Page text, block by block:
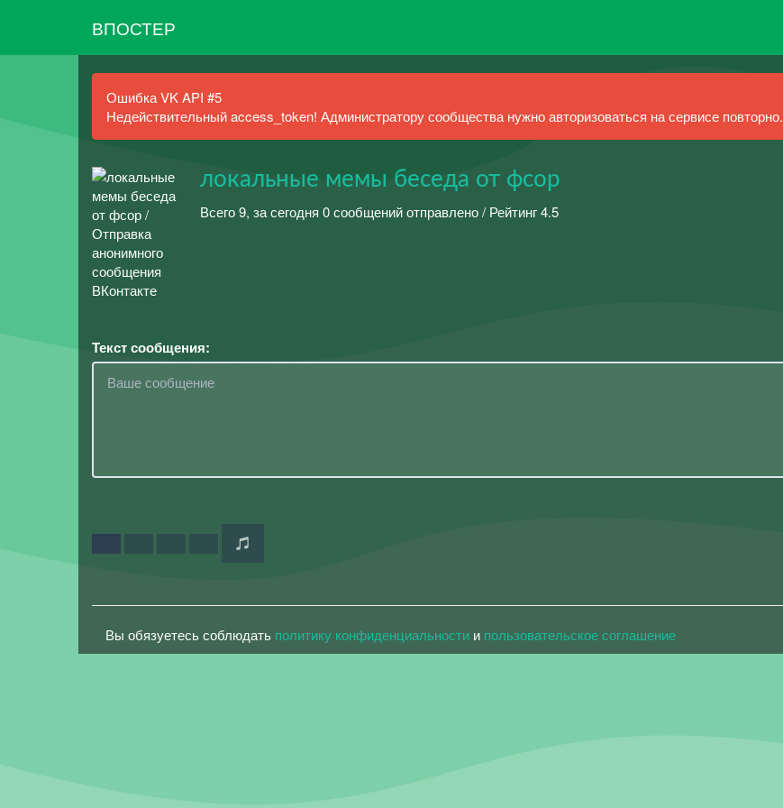
ВПОСТЕР
Ошибка VK API #5
Недействительный access_token! Администратору сообщества нужно авторизоваться на сервисе повторно.
локальные мемы беседа от фсор
Всего 9, за сегодня 0 сообщений отправлено / Рейтинг 4.5
Текст сообщения:
Вы обязуетесь соблюдать политику конфиденциальности и пользовательское соглашение